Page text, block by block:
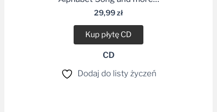
29,99zł
Kup płytę CD
CD
Dodaj do listy życzeń